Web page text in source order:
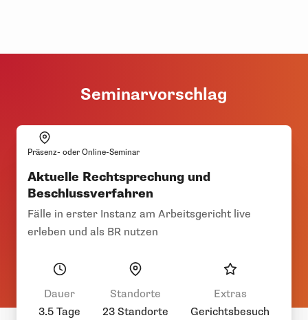
Seminarvorschlag
Präsenz- oder Online-Seminar
Aktuelle Rechtsprechung und
Beschlussverfahren
Fälle in erster Instanz am Arbeitsgericht live
erleben und als BR nutzen
Dauer
3.5 Tage
Standorte
23 Standorte
Extras
Gerichtsbesuch